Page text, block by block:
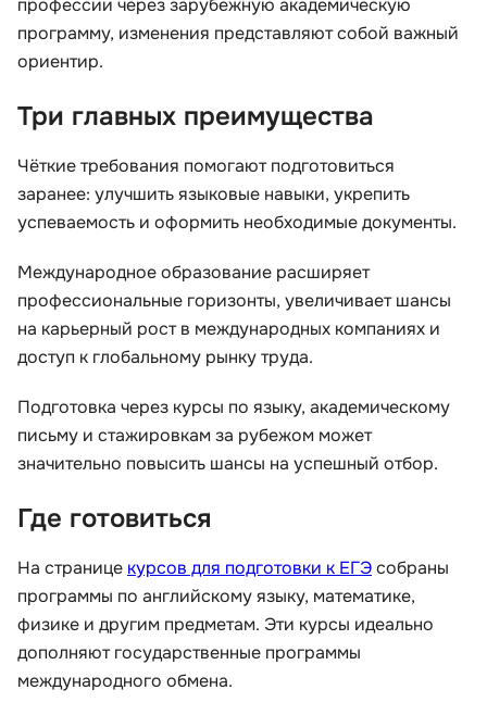
профессии через зарубежную академическую
программу, изменения представляют собой важный
ориентир.
Три главных преимущества
Чёткие требования помогают подготовиться
заранее: улучшить языковые навыки, укрепить
успеваемость и оформить необходимые документы.
Международное образование расширяет
профессиональные горизонты, увеличивает шансы
на карьерный рост в международных компаниях и
доступ к глобальному рынку труда.
Подготовка через курсы по языку, академическому
письму и стажировкам за рубежом может
значительно повысить шансы на успешный отбор.
Где готовиться
На странице курсов для подготовки к ЕГЭсобраны
программы по английскому языку, математике,
физике и другим предметам. Эти курсы идеально
дополняют государственные программы
международного обмена.